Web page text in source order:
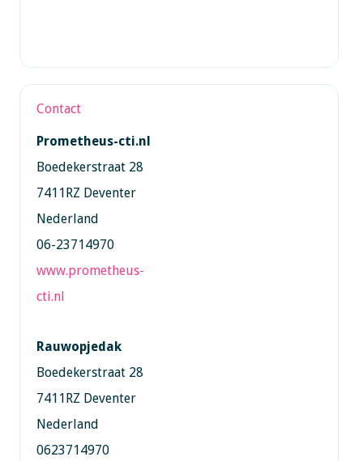
Contact
Prometheus-cti.nl
Boedekerstraat 28
7411RZ Deventer
Nederland
06-23714970
www.prometheus-
cti.nl
Rauwopjedak
Boedekerstraat 28
7411RZ Deventer
Nederland
0623714970